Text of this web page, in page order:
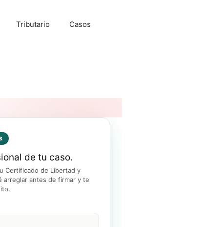
Tributario Casos
de tu caso.
Certificado de Libertad y
arreglar antes de firmar y te